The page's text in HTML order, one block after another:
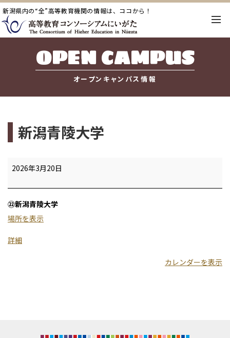
新潟県内の“全”高等教育機関の情報は、ココから！
OPEN CAMPUS
オープンキャンパス情報
新潟青陵大学
新
陵
大
学
2026年3月20日
㉒新潟青陵大学
場所を表示
詳細
カレンダーを表示